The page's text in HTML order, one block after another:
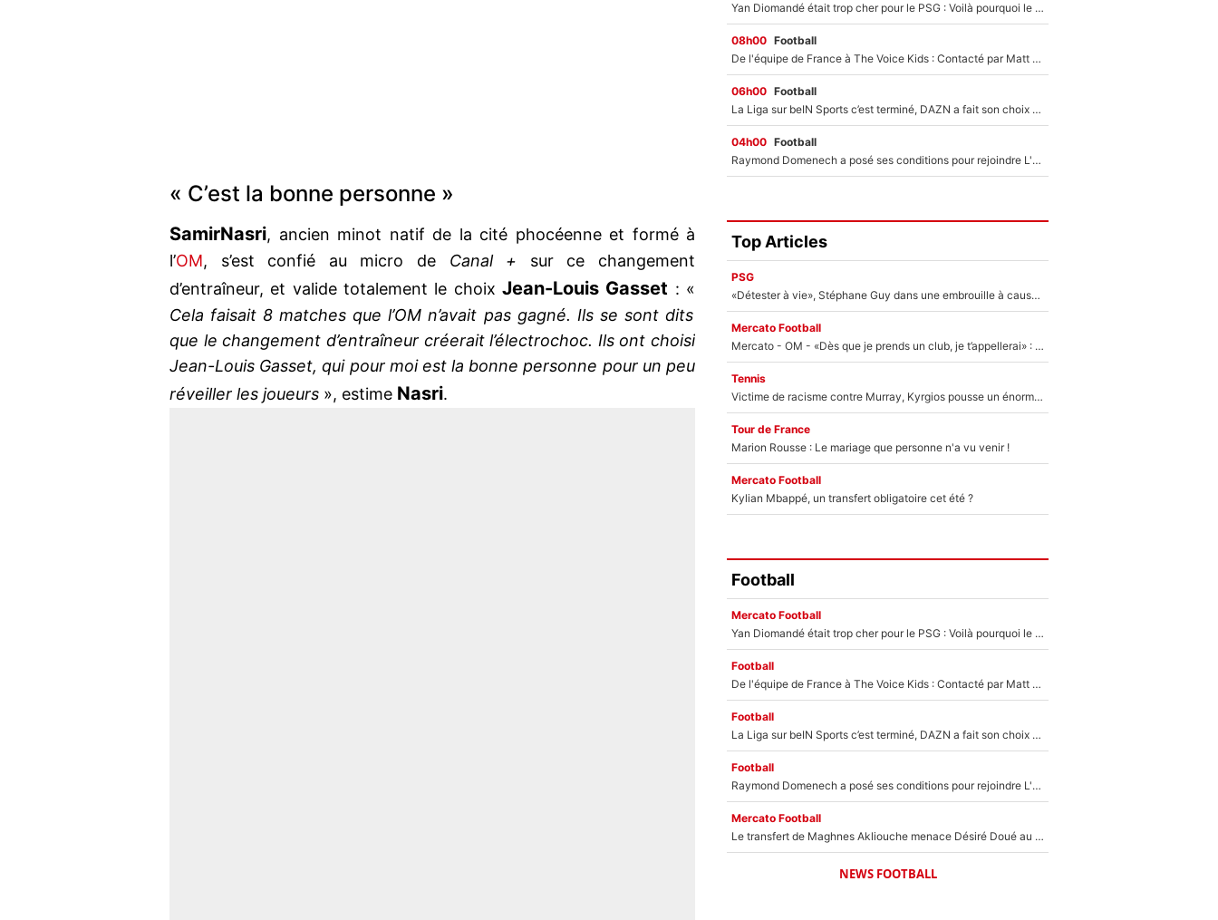
« C’est la bonne personne »
SamirNasri, ancien minot natif de la cité phocéenne et formé à
l’OM, s’est confié au micro de Canal + sur ce changement
d’entraîneur, et valide totalement le choix Jean-Louis Gasset : «
Cela faisait 8 matches que l’OM n’avait pas gagné. Ils se sont dits
que le changement d’entraîneur créerait l’électrochoc. Ils ont choisi
Jean-Louis Gasset, qui pour moi est la bonne personne pour un peu
réveiller les joueurs », estime Nasri.
Yan Diomandé était trop cher pour le PSG : Voilà pourquoi le Real Madrid a accepté de payer la somme record de 140M€ pour boucler son transfert !
08h00 Football
De l'équipe de France à The Voice Kids : Contacté par Matt Pokora, Kylian Mbappé a accepté de jouer un rôle inédit sur TF1 !
06h00 Football
La Liga sur beIN Sports c’est terminé, DAZN a fait son choix pour Benjamin Da Silva et Omar Da Fonseca !
04h00 Football
Raymond Domenech a posé ses conditions pour rejoindre L'EQUIPE du Soir : Il refuse de faire l'émission avec un autre chroniqueur !
Top Articles
PSG
«Détester à vie», Stéphane Guy dans une embrouille à cause du PSG !
Mercato Football
Mercato - OM - «Dès que je prends un club, je t’appellerai» : La promesse de Marcelino au moment de claquer la porte
Tennis
Victime de racisme contre Murray, Kyrgios pousse un énorme coup de gueule !
Tour de France
Marion Rousse : Le mariage que personne n'a vu venir !
Mercato Football
Kylian Mbappé, un transfert obligatoire cet été ?
Football
Mercato Football
Yan Diomandé était trop cher pour le PSG : Voilà pourquoi le Real Madrid a accepté de payer la somme record de 140M€ pour boucler son transfert !
Football
De l'équipe de France à The Voice Kids : Contacté par Matt Pokora, Kylian Mbappé a accepté de jouer un rôle inédit sur TF1 !
Football
La Liga sur beIN Sports c’est terminé, DAZN a fait son choix pour Benjamin Da Silva et Omar Da Fonseca !
Football
Raymond Domenech a posé ses conditions pour rejoindre L'EQUIPE du Soir : Il refuse de faire l'émission avec un autre chroniqueur !
Mercato Football
Le transfert de Maghnes Akliouche menace Désiré Doué au PSG : «Je valide à 200%»
NEWS FOOTBALL